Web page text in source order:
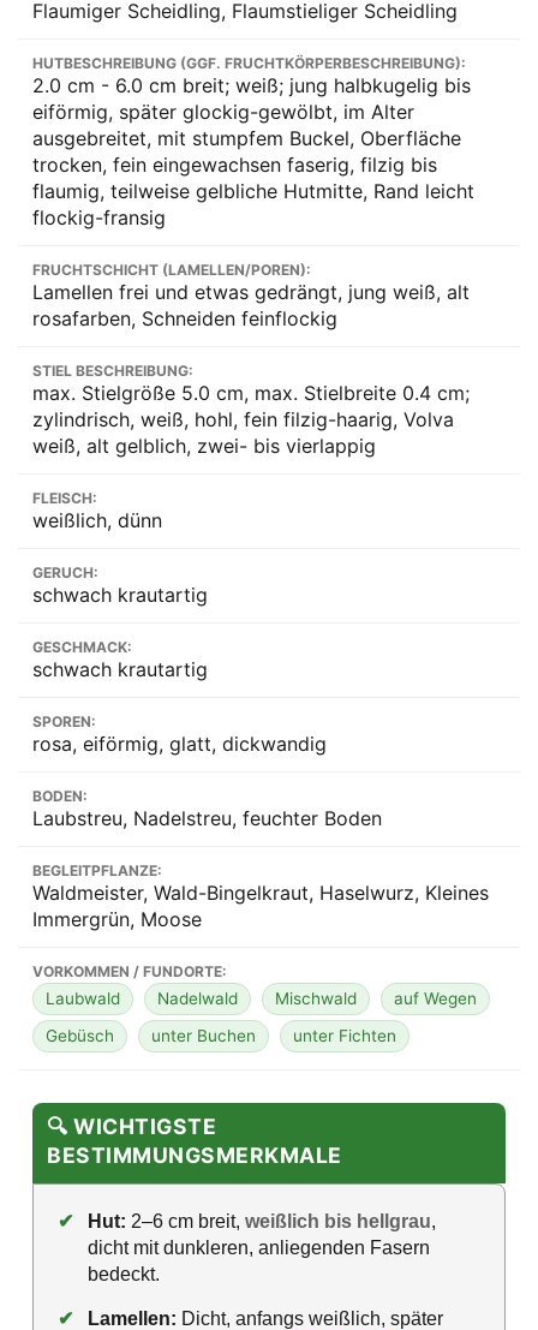
Flaumiger Scheidling, Flaumstieliger Scheidling
HUTBESCHREIBUNG (GGF. FRUCHTKÖRPERBESCHREIBUNG):
2.0 cm - 6.0 cm breit; weiß; jung halbkugelig bis
eiförmig, später glockig-gewölbt, im Alter
ausgebreitet, mit stumpfem Buckel, Oberfläche
trocken, fein eingewachsen faserig, filzig bis
flaumig, teilweise gelbliche Hutmitte, Rand leicht
flockig-fransig
FRUCHTSCHICHT (LAMELLEN/POREN):
Lamellen frei und etwas gedrängt, jung weiß, alt
rosafarben, Schneiden feinflockig
STIEL BESCHREIBUNG:
max. Stielgröße 5.0 cm, max. Stielbreite 0.4 cm;
zylindrisch, weiß, hohl, fein filzig-haarig, Volva
weiß, alt gelblich, zwei- bis vierlappig
FLEISCH:
weißlich, dünn
GERUCH:
schwach krautartig
GESCHMACK:
schwach krautartig
SPOREN:
rosa, eiförmig, glatt, dickwandig
BODEN:
Laubstreu, Nadelstreu, feuchter Boden
BEGLEITPFLANZE:
Waldmeister, Wald-Bingelkraut, Haselwurz, Kleines
Immergrün, Moose
VORKOMMEN / FUNDORTE:
Laubwald Nadelwald Mischwald
auf Wegen
Gebüsch
unter Buchen unter Fichten
🔍 WICHTIGSTE
BESTIMMUNGSMERKMALE
✔ Hut: 2–6 cm breit, weißlich bis hellgrau,
dicht mit dunkleren, anliegenden Fasern
bedeckt.
✔ Lamellen: Dicht, anfangs weißlich, später